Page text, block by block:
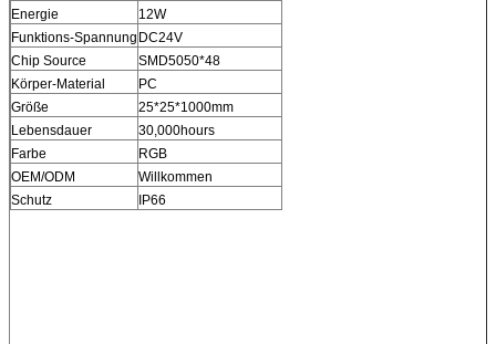
Energie
12W
Funktions-Spannung DC24V
Chip Source
SMD5050*48
Körper-Material
PC
Größe
25*25*1000mm
Lebensdauer
30,000hours
Farbe
RGB
OEM/ODM
Willkommen
Schutz
IP66